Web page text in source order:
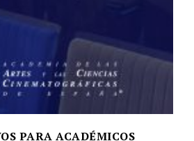
PARA ACADÉMICOS